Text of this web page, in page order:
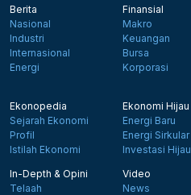
Berita
Nasional
Industri
Internasional
Energi
Finansial
Makro
Keuangan
Bursa
Korporasi
Ekonopedia
Sejarah Ekonomi
Profil
Istilah Ekonomi
Ekonomi Hijau
Energi Baru
Energi Sirkular
Investasi Hijau
In-Depth & Opini
Telaah
Video
News